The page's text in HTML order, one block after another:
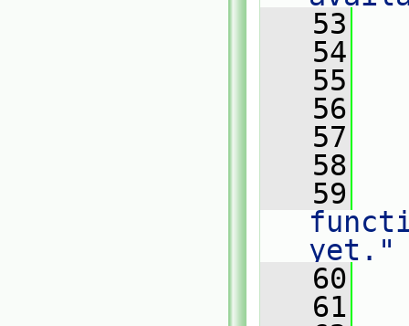
   53
   54
   55
   56
   57
   58
   59
yet."
   60
   61